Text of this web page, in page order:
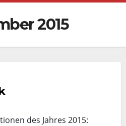
2015
des Jahres 2015: